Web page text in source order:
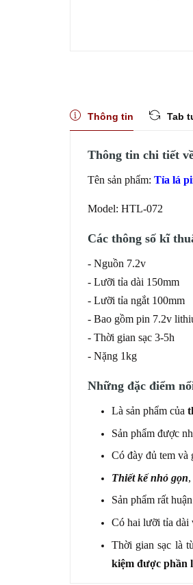
Thông tin Tab
Thông tin chi tiết
Tên sản phẩm: Tỉa lá
Model: HTL-072
Các thông số kĩ
- Nguồn 7.2v
- Lưỡi tỉa dài 150mm
- Lưỡi tỉa ngắt 100mm
- Bao gồm pin 7.2v
- Thời gian sạc 3-5h
- Nặng 1kg
Những đặc điểm
Là sản phẩm của
Sản phẩm được
Có đày đủ tem và
Thiết kế nhỏ gọn
Sản phẩm rất
Có hai lưỡi tỉa dài
Thời gian sạc là
kiệm được phần